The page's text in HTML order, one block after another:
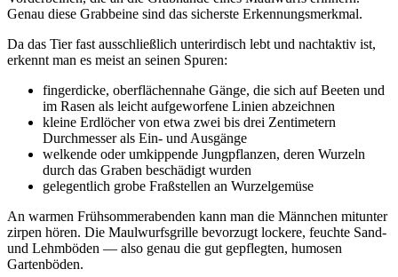
Genau diese Grabbeine sind das sicherste Erkennungsmerkmal.
Da das Tier fast ausschließlich unterirdisch lebt und nachtaktiv ist,
erkennt man es meist an seinen Spuren:
fingerdicke, oberflächennahe Gänge, die sich auf Beeten und
im Rasen als leicht aufgeworfene Linien abzeichnen
kleine Erdlöcher von etwa zwei bis drei Zentimetern
Durchmesser als Ein- und Ausgänge
welkende oder umkippende Jungpflanzen, deren Wurzeln
durch das Graben beschädigt wurden
gelegentlich grobe Fraßstellen an Wurzelgemüse
An warmen Frühsommerabenden kann man die Männchen mitunter
zirpen hören. Die Maulwurfsgrille bevorzugt lockere, feuchte Sand-
und Lehmböden — also genau die gut gepflegten, humosen
Gartenböden.